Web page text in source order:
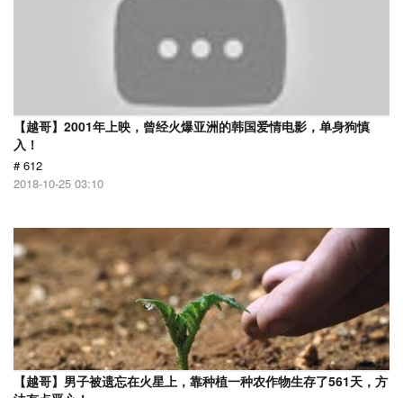
【越哥】2001年上映，曾经火爆亚洲的韩国爱情电影，单身狗慎
入！
# 612
2018-10-25 03:10
【越哥】男子被遗忘在火星上，靠种植一种农作物生存了561天，方